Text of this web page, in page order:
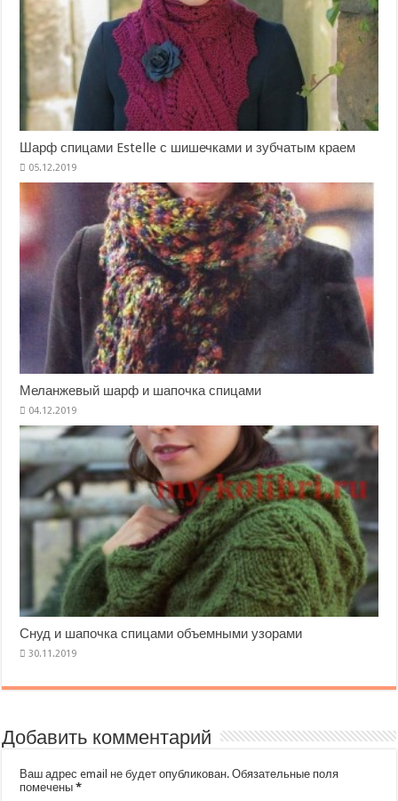
Шарф спицами Estelle с шишечками и зубчатым краем
Меланжевый шарф и шапочка спицами
Снуд и шапочка спицами объемными узорами
Добавить комментарий
Ваш адрес email не будет опубликован. Обязательные поля
помечены*